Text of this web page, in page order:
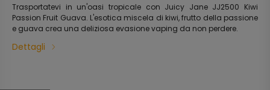
Trasportatevi in un'oasi tropicale con Juicy Jane JJ2500 Kiwi
Passion Fruit Guava. L'esotica miscela di kiwi, frutto della passione
e guava crea una deliziosa evasione vaping da non perdere.
Dettagli